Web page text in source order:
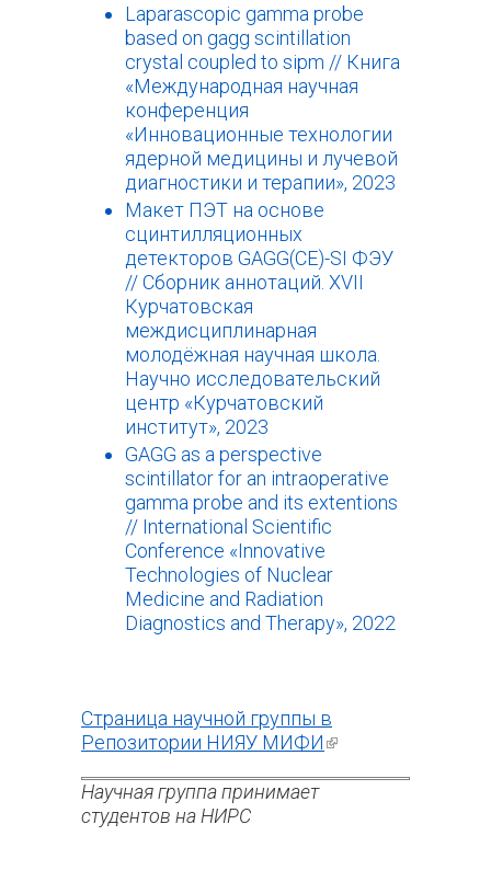
Laparascopic gamma probe
based on gagg scintillation
crystal coupled to sipm // Книга
«Международная научная
конференция
«Инновационные технологии
ядерной медицины и лучевой
диагностики и терапии», 2023
Макет ПЭТ на основе
сцинтилляционных
детекторов GAGG(CE)-SI ФЭУ
// Сборник аннотаций. XVII
Курчатовская
междисциплинарная
молодёжная научная школа.
Научно исследовательский
центр «Курчатовский
институт», 2023
GAGG as a perspective
scintillator for an intraoperative
gamma probe and its extentions
// International Scientific
Conference «Innovative
Technologies of Nuclear
Medicine and Radiation
Diagnostics and Therapy», 2022
Страница научной группы в
Репозитории НИЯУ МИФИ(внешняя
Научная группа принимает
студентов на НИРС